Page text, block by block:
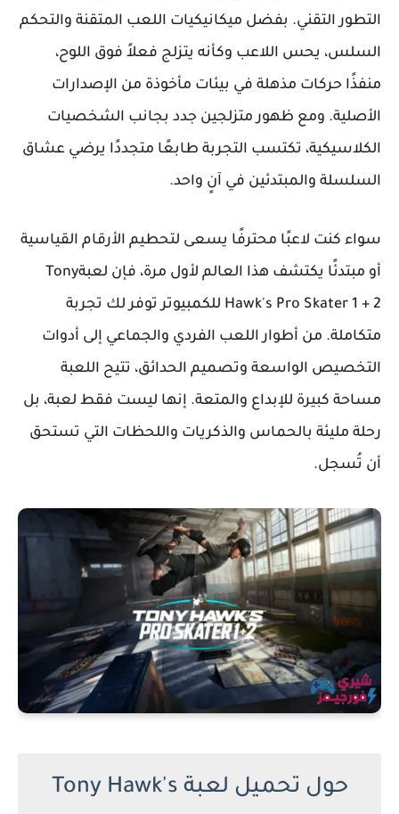
التطور التقني. بفضل ميكانيكيات اللعب المتقنة والتحكم
السلس، يحس اللاعب وكأنه يتزلج فعلاً فوق اللوح،
منفذًا حركات مذهلة في بيئات مأخوذة من الإصدارات
الأصلية. ومع ظهور متزلجين جدد بجانب الشخصيات
الكلاسيكية، تكتسب التجربة طابعًا متجددًا يرضي عشاق
السلسلة والمبتدئين في آنٍ واحد.
سواء كنت لاعبًا محترفًا يسعى لتحطيم الأرقام القياسية
أو مبتدئًا يكتشف هذا العالم لأول مرة، فإن لعبةTony
Hawk's Pro Skater 1 + 2 للكمبيوتر توفر لك تجربة
متكاملة. من أطوار اللعب الفردي والجماعي إلى أدوات
التخصيص الواسعة وتصميم الحدائق، تتيح اللعبة
مساحة كبيرة للإبداع والمتعة. إنها ليست فقط لعبة، بل
رحلة مليئة بالحماس والذكريات واللحظات التي تستحق
أن تُسجل.
حول تحميل لعبة Tony Hawk's